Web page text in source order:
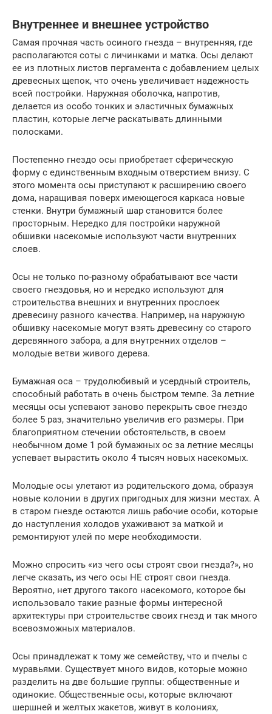
Внутреннее и внешнее устройство
Самая прочная часть осиного гнезда – внутренняя, где
располагаются соты с личинками и матка. Осы делают
ее из плотных листов пергамента с добавлением целых
древесных щепок, что очень увеличивает надежность
всей постройки. Наружная оболочка, напротив,
делается из особо тонких и эластичных бумажных
пластин, которые легче раскатывать длинными
полосками.
Постепенно гнездо осы приобретает сферическую
форму с единственным входным отверстием внизу. С
этого момента осы приступают к расширению своего
дома, наращивая поверх имеющегося каркаса новые
стенки. Внутри бумажный шар становится более
просторным. Нередко для постройки наружной
обшивки насекомые используют части внутренних
слоев.
Осы не только по-разному обрабатывают все части
своего гнездовья, но и нередко используют для
строительства внешних и внутренних прослоек
древесину разного качества. Например, на наружную
обшивку насекомые могут взять древесину со старого
деревянного забора, а для внутренних отделов –
молодые ветви живого дерева.
Бумажная оса – трудолюбивый и усердный строитель,
способный работать в очень быстром темпе. За летние
месяцы осы успевают заново перекрыть свое гнездо
более 5 раз, значительно увеличив его размеры. При
благоприятном стечении обстоятельств, в своем
необычном доме 1 рой бумажных ос за летние месяцы
успевает вырастить около 4 тысяч новых насекомых.
Молодые осы улетают из родительского дома, образуя
новые колонии в других пригодных для жизни местах. А
в старом гнезде остаются лишь рабочие особи, которые
до наступления холодов ухаживают за маткой и
ремонтируют улей по мере необходимости.
Можно спросить «из чего осы строят свои гнезда?», но
легче сказать, из чего осы НЕ строят свои гнезда.
Вероятно, нет другого такого насекомого, которое бы
использовало такие разные формы интересной
архитектуры при строительстве своих гнезд и так много
всевозможных материалов.
Осы принадлежат к тому же семейству, что и пчелы с
муравьями. Существует много видов, которые можно
разделить на две большие группы: общественные и
одинокие. Общественные осы, которые включают
шершней и желтых жакетов, живут в колониях,